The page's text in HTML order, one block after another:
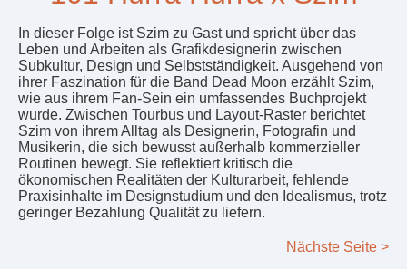
In dieser Folge ist Szim zu Gast und spricht über das
Leben und Arbeiten als Grafikdesignerin zwischen
Subkultur, Design und Selbstständigkeit. Ausgehend von
ihrer Faszination für die Band Dead Moon erzählt Szim,
wie aus ihrem Fan-Sein ein umfassendes Buchprojekt
wurde. Zwischen Tourbus und Layout-Raster berichtet
Szim von ihrem Alltag als Designerin, Fotografin und
Musikerin, die sich bewusst außerhalb kommerzieller
Routinen bewegt. Sie reflektiert kritisch die
ökonomischen Realitäten der Kulturarbeit, fehlende
Praxisinhalte im Designstudium und den Idealismus, trotz
geringer Bezahlung Qualität zu liefern.
Nächste Seite >